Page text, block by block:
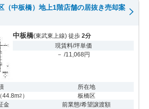
（中板橋）地上1階店舗の居抜き売却案
中板橋(東武東上線) 徒歩 2分
現賃料/坪単価
－ /11,068円
（44.8m2 ）
所在地
板橋区
金
前業態/希望譲渡額